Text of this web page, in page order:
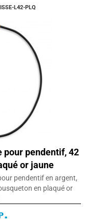
L42-PLQ
pour pendentif, 42
or jaune
pendentif en argent,
en plaqué or